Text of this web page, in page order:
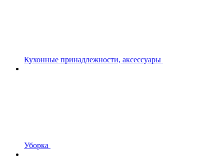
Кухонные принадлежности, аксессуары
Уборка